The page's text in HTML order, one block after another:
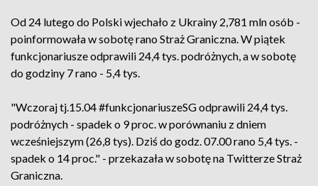
Od 24 lutego do Polski wjechało z Ukrainy 2,781 mln osób -
poinformowała w sobotę rano Straż Graniczna. W piątek
funkcjonariusze odprawili 24,4 tys. podróżnych, a w sobotę
do godziny 7 rano - 5,4 tys.
"Wczoraj tj.15.04 #funkcjonariuszeSG odprawili 24,4 tys.
podróżnych - spadek o 9 proc. w porównaniu z dniem
wcześniejszym (26,8 tys). Dziś do godz. 07.00 rano 5,4 tys. -
spadek o 14 proc." - przekazała w sobotę na Twitterze Straż
Graniczna.